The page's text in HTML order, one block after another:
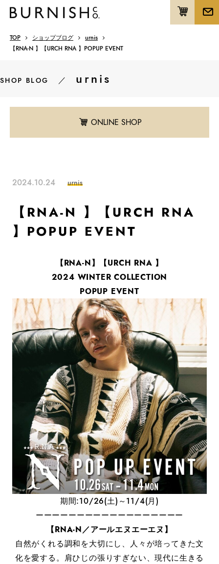
TOP ショップブログ
urnis
【RNA-N 】【URCH RNA 】POPUP EVENT
SHOP BLOG ／ urnis
ONLINE SHOP
2024.10.24 urnis
【RNA-N 】【URCH RNA
】POPUP EVENT
【RNA-N】【URCH RNA 】
2024 WINTER COLLECTION
POPUP EVENT
期間:10/26(土)～11/4(月)
ーーーーーーーーーーーーーーーーーー
【RNA-N／アールエヌエーエヌ】
自然がくれる調和を大切にし、人々が培ってきた文
化を愛する。肩ひじの張りすぎない、現代に生きる